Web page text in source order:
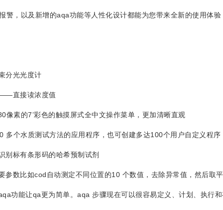
警，以及新增的aqa功能等人性化设计都能为您带来全新的使用体
光光度计
接读浓度值
的7’彩色的触摸屏式全中文操作菜单，更加清晰直观
水质测试方法的应用程序，也可创建多达100个用户自定义程序
有条形码的哈希预制试剂
比如cod自动测定不同位置的10 个数值，去除异常值，然后取平
能让qa更为简单。aqa 步骤现在可以很容易定义、计划、执行和